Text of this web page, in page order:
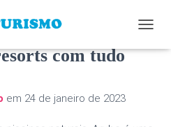
L
oferecer do que
com tudo
em 24 de janeiro de 2023